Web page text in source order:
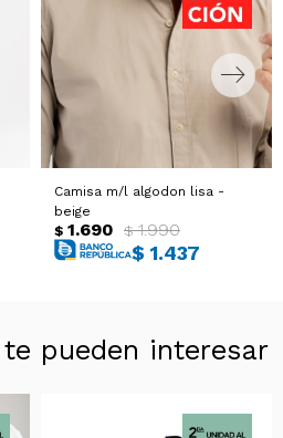
Camisa m/l algodon lisa -
beige
$ 1.690 $ 1.990
$ 1.437
pueden interesar